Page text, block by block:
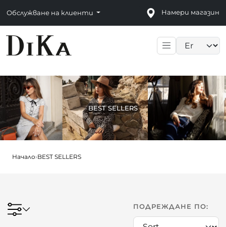
Обслужване на клиенти Намери магазин
BEST SELLERS
Начало›BEST SELLERS
ПОДРЕЖДАНЕ ПО: